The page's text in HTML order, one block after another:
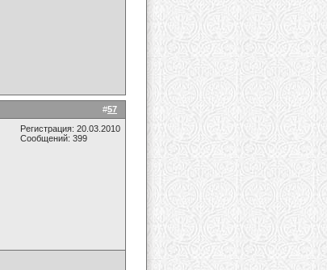
#57
Регистрация: 20.03.2010
Сообщений: 399